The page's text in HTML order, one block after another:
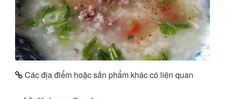
Các địa điểm hoặc sản phẩm khác có liên quan